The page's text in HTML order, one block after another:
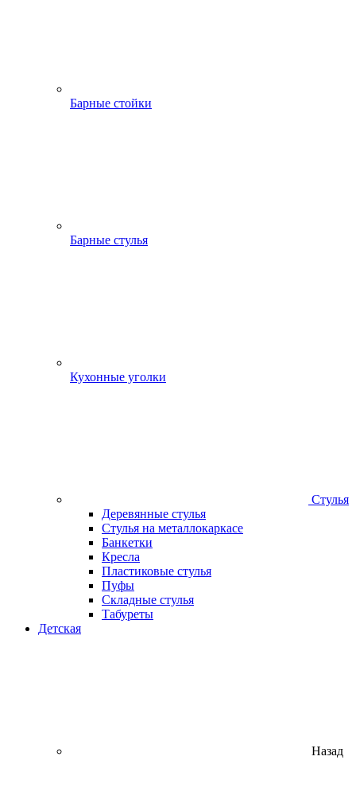
Барные стойки
Барные стулья
Кухонные уголки
Стулья
Деревянные стулья
Стулья на металлокаркасе
Банкетки
Кресла
Пластиковые стулья
Пуфы
Складные стулья
Табуреты
Детская
Назад